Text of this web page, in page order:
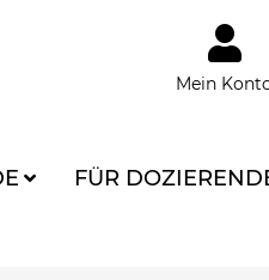
Mein
FÜR